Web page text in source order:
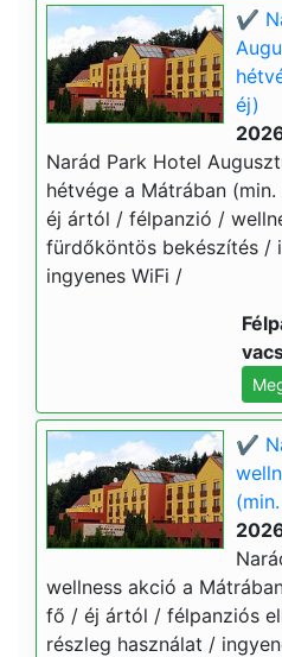
✔️
éj)
Narád Park Hotel
hétvége a Mátrában
éj ártól / félpanzió /
fürdőköntös bekészítés /
ingyenes WiFi /
✔️
wellness akció a
fő / éj ártól / félpanziós
részleg használat /